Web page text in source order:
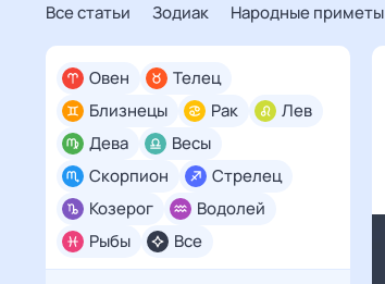
Все статьи Зодиак Народные приметы
Все
Овен
Телец
Близнецы
Рак
Лев
Дева
Весы
Скорпион
Стрелец
Козерог
Водолей
Рыбы